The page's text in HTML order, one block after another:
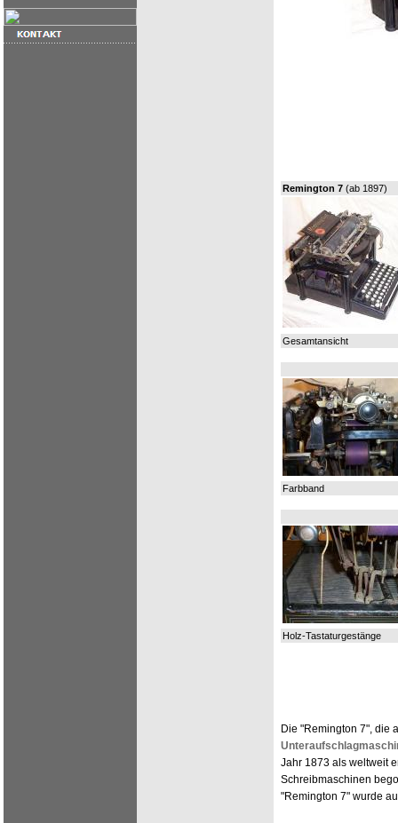
Remington 7 (ab 1897)
Gesamtansicht
Farbband
Holz-Tastaturgestänge
Die "Remington 7", die
Jahr 1873 als weltweit
Schreibmaschinen
"Remington 7" wurde